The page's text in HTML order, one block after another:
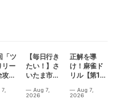
「ツ
リー
攻
【毎日行き
たい！】さ
いたま市に
誕生！？
Aug 7,
2026
正解を導
け！麻雀ド
リル【第14
Aug 7,
2026